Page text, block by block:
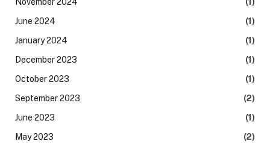
June 2024
(1)
January 2024
(1)
December 2023
(1)
October 2023
(1)
September 2023
(2)
June 2023
(1)
May 2023
(2)